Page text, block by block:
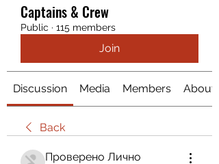
Captains & Crew
Public · 115 members
Join
Discussion Media Members About
Back
Проверено Лично